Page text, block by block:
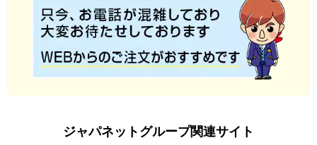
ジャパネットグループ関連サイト